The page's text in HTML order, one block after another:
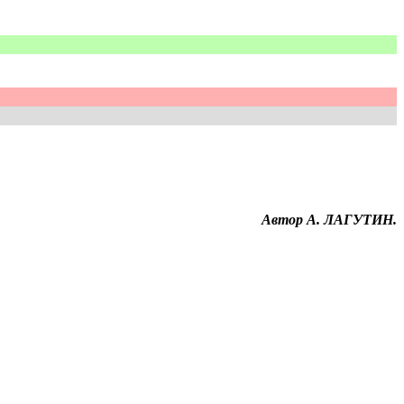
Автор А. ЛАГУТИН.